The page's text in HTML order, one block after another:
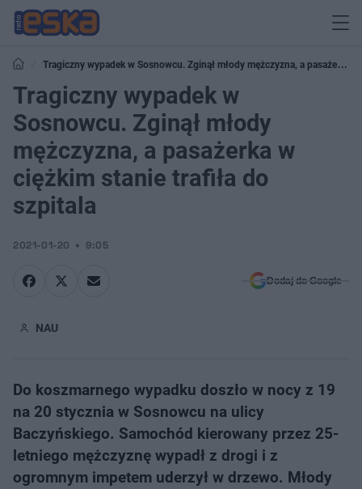
Tragiczny wypadek w Sosnowcu. Zginął młody mężczyzna, a pasażerka
w ciężkim stanie trafiła do szpitala
Tragiczny wypadek w
Sosnowcu. Zginął młody
mężczyzna, a pasażerka w
ciężkim stanie trafiła do
szpitala
2021-01-20 9:05
Dodaj do Google
NAU
Do koszmarnego wypadku doszło w nocy z 19
na 20 stycznia w Sosnowcu na ulicy
Baczyńskiego. Samochód kierowany przez 25-
letniego mężczyznę wypadł z drogi i z
ogromnym impetem uderzył w drzewo. Młody